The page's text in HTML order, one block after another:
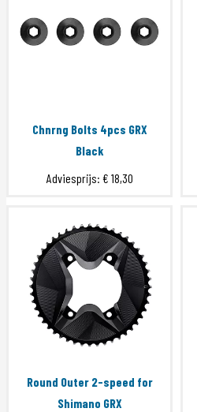
Chnrng Bolts 4pcs GRX
Black
Adviesprijs: € 18,30
Round Outer 2-speed for
Shimano GRX